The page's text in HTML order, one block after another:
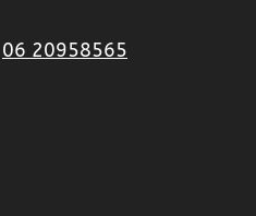
06 20958565